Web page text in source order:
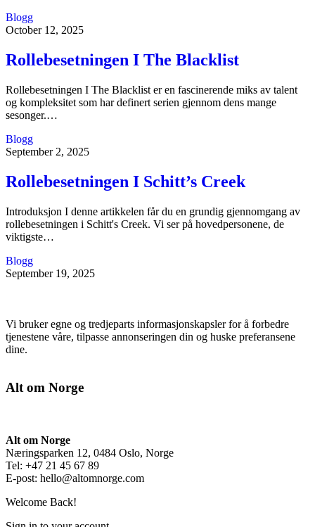
Blogg
October 12, 2025
Rollebesetningen I The Blacklist
Rollebesetningen I The Blacklist er en fascinerende miks av talent
og kompleksitet som har definert serien gjennom dens mange
sesonger.…
Blogg
September 2, 2025
Rollebesetningen I Schitt’s Creek
Introduksjon I denne artikkelen får du en grundig gjennomgang av
rollebesetningen i Schitt's Creek. Vi ser på hovedpersonene, de
viktigste…
Blogg
September 19, 2025
Vi bruker egne og tredjeparts informasjonskapsler for å forbedre
tjenestene våre, tilpasse annonseringen din og huske preferansene
dine.
Alt om Norge
Alt om Norge
Næringsparken 12, 0484 Oslo, Norge
Tel: +47 21 45 67 89
E-post: hello@altomnorge.com
Welcome Back!